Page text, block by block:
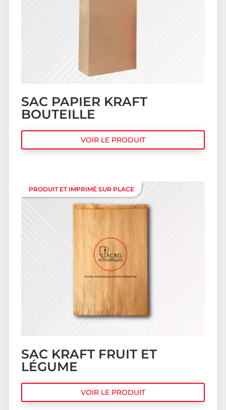
SAC PAPIER KRAFT
BOUTEILLE
VOIR LE PRODUIT
SAC KRAFT FRUIT ET
LÉGUME
VOIR LE PRODUIT
PRODUIT ET IMPRIMÉ SUR PLACE